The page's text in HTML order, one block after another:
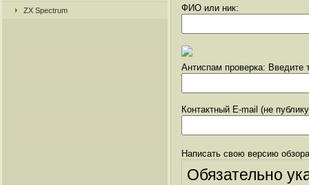
ZX Spectrum ФИО или ник:
Антиспам проверка: Введите
Контактный E-mail (не
Написать свою версию
Обязательно